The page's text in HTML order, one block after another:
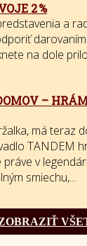
2 %
a
darovaním
na dole
–
má teraz
TANDEM
v
smiechu,...